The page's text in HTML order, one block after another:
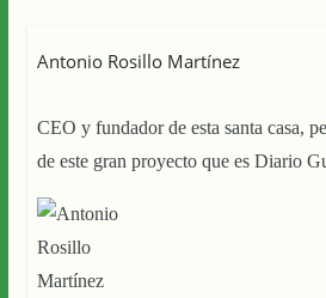
Antonio Rosillo Martínez
CEO y fundador de esta santa casa,
de este gran proyecto que es Diario